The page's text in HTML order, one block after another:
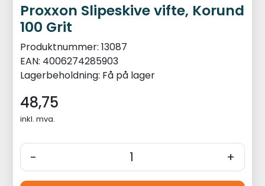
Proxxon Slipeskive vifte, Korund
100 Grit
Produktnummer: 13087
EAN: 4006274285903
Lagerbeholdning: Få på lager
48,75
inkl. mva.
- +